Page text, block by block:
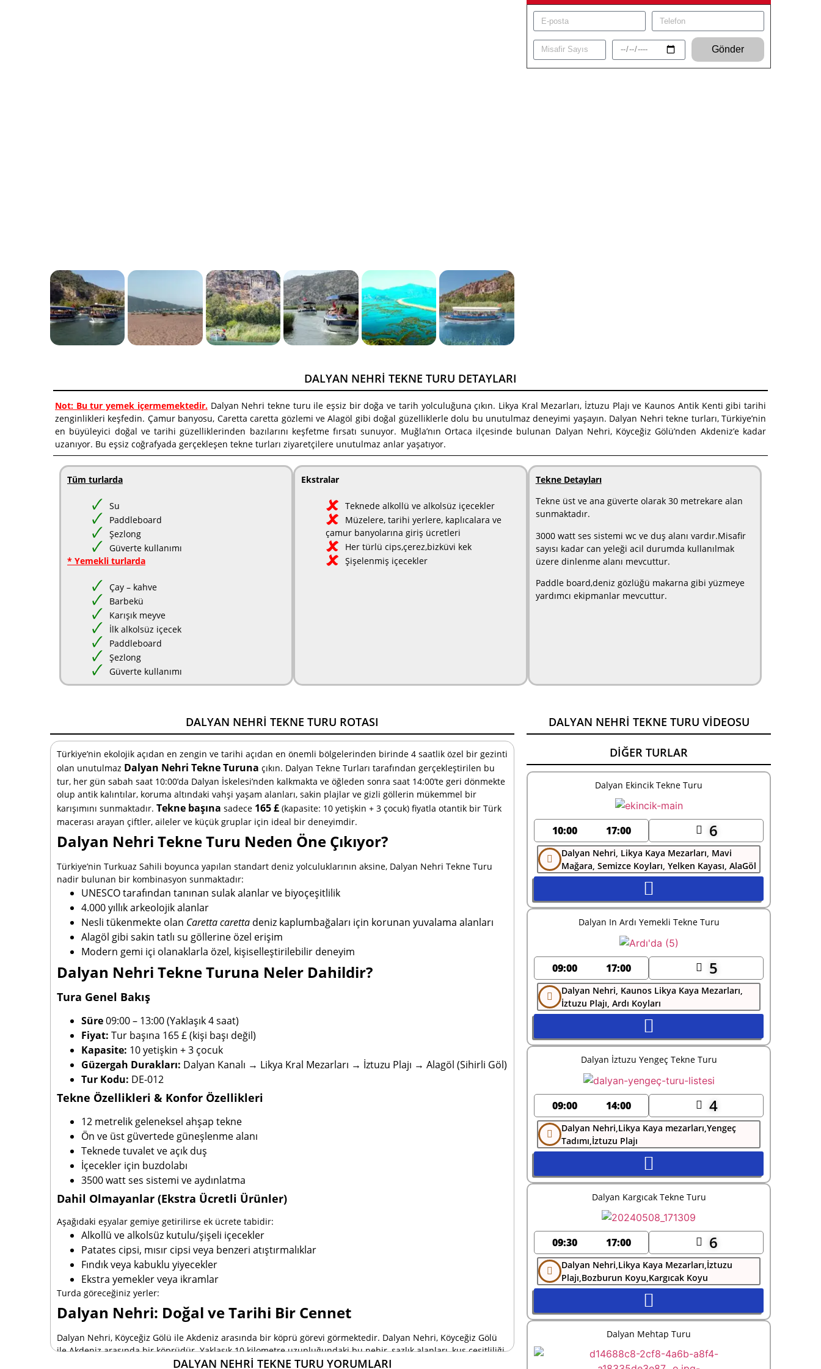
Gönder
DALYAN NEHRI TEKNE TURU DETAYLARI
Not: Bu tur yemek içermemektedir.Dalyan Nehri tekne turu ile eşsiz bir doğa ve tarih yolculuğuna çıkın. Likya Kral Mezarları, İztuzu Plajı ve Kaunos Antik Kenti gibi tarihi
zenginlikleri keşfedin. Çamur banyosu, Caretta caretta gözlemi ve Alagöl gibi doğal güzelliklerle dolu bu unutulmaz deneyimi yaşayın. Dalyan Nehri tekne turları, Türkiye’nin
en büyüleyici doğal ve tarihi güzelliklerinden bazılarını keşfetme fırsatı sunuyor. Muğla’nın Ortaca ilçesinde bulunan Dalyan Nehri, Köyceğiz Gölü’nden Akdeniz’e kadar
uzanıyor. Bu eşsiz coğrafyada gerçekleşen tekne turları ziyaretçilere unutulmaz anlar yaşatıyor.
Tüm turlarda
Su
Paddleboard
Şezlong
Güverte kullanımı
* Yemekli turlarda
Çay – kahve
Barbekü
Karışık meyve
İlk alkolsüz içecek
Paddleboard
Şezlong
Güverte kullanımı
Ekstralar
Teknede alkollü ve alkolsüz içecekler
Müzelere, tarihi yerlere, kaplıcalara ve
çamur banyolarına giriş ücretleri
Her türlü cips,çerez,bizküvi kek
Şişelenmiş içecekler
Tekne Detayları
Tekne üst ve ana güverte olarak 30 metrekare alan
sunmaktadır.
3000 watt ses sistemi wc ve duş alanı vardır.Misafir
sayısı kadar can yeleği acil durumda kullanılmak
üzere dinlenme alanı mevcuttur.
Paddle board,deniz gözlüğü makarna gibi yüzmeye
yardımcı ekipmanlar mevcuttur.
DALYAN NEHRI TEKNE TURU ROTASI
Türkiye’nin ekolojik açıdan en zengin ve tarihi açıdan en önemli bölgelerinden birinde 4 saatlik özel bir gezinti
olan unutulmaz Dalyan Nehri Tekne Turuna çıkın. Dalyan Tekne Turları tarafından gerçekleştirilen bu
tur, her gün sabah saat 10:00’da Dalyan İskelesi’nden kalkmakta ve öğleden sonra saat 14:00’te geri dönmekte
olup antik kalıntılar, koruma altındaki vahşi yaşam alanları, sakin plajlar ve gizli göllerin mükemmel bir
karışımını sunmaktadır. Tekne başına sadece 165 £ (kapasite: 10 yetişkin + 3 çocuk) fiyatla otantik bir Türk
macerası arayan çiftler, aileler ve küçük gruplar için ideal bir deneyimdir.
Dalyan Nehri Tekne Turu Neden Öne Çıkıyor?
Türkiye’nin Turkuaz Sahili boyunca yapılan standart deniz yolculuklarının aksine, Dalyan Nehri Tekne Turu
nadir bulunan bir kombinasyon sunmaktadır:
UNESCO tarafından tanınan sulak alanlar ve biyoçeşitlilik
4.000 yıllık arkeolojik alanlar
Nesli tükenmekte olan Caretta caretta deniz kaplumbağaları için korunan yuvalama alanları
Alagöl gibi sakin tatlı su göllerine özel erişim
Modern gemi içi olanaklarla özel, kişiselleştirilebilir deneyim
Dalyan Nehri Tekne Turuna Neler Dahildir?
Tura Genel Bakış
Süre09:00 – 13:00 (Yaklaşık 4 saat)
Fiyat: Tur başına 165 £ (kişi başı değil)
Kapasite: 10 yetişkin + 3 çocuk
Güzergah Durakları: Dalyan Kanalı → Likya Kral Mezarları → İztuzu Plajı → Alagöl (Sihirli Göl)
Tur Kodu: DE-012
Tekne Özellikleri & Konfor Özellikleri
12 metrelik geleneksel ahşap tekne
Ön ve üst güvertede güneşlenme alanı
Teknede tuvalet ve açık duş
İçecekler için buzdolabı
3500 watt ses sistemi ve aydınlatma
Dahil Olmayanlar (Ekstra Ücretli Ürünler)
Aşağıdaki eşyalar gemiye getirilirse ek ücrete tabidir:
Alkollü ve alkolsüz kutulu/şişeli içecekler
Patates cipsi, mısır cipsi veya benzeri atıştırmalıklar
Fındık veya kabuklu yiyecekler
Ekstra yemekler veya ikramlar
Turda göreceğiniz yerler:
Dalyan Nehri: Doğal ve Tarihi Bir Cennet
Dalyan Nehri, Köyceğiz Gölü ile Akdeniz arasında bir köprü görevi görmektedir. Dalyan Nehri, Köyceğiz Gölü
ile Akdeniz arasında bir köprüdür. Yaklaşık 10 kilometre uzunluğundaki bu nehir, sazlık alanları, kuş çeşitliliği
ve berrak sularıyla biliniyor. Dalyan Nehri, tekne turları ile keşfedilen en önemli doğal alanlardan biridir.
DALYAN NEHRI TEKNE TURU YORUMLARI
DALYAN NEHRI TEKNE TURU VIDEOSU
DIĞER TURLAR
Dalyan Ekincik Tekne Turu
10:00 17:00 6
Dalyan Nehri, Likya Kaya Mezarları, Mavi
Mağara, Semizce Koyları, Yelken Kayası, AlaGöl
Dalyan In Ardı Yemekli Tekne Turu
09:00 17:00 5
Dalyan Nehri, Kaunos Likya Kaya Mezarları,
İztuzu Plajı, Ardı Koyları
Dalyan İztuzu Yengeç Tekne Turu
09:00 14:00 4
Dalyan Nehri,Likya Kaya mezarları,Yengeç
Tadımı,İztuzu Plajı
Dalyan Kargıcak Tekne Turu
09:30 17:00 6
Dalyan Nehri,Likya Kaya Mezarları,İztuzu
Plajı,Bozburun Koyu,Kargıcak Koyu
Dalyan Mehtap Turu